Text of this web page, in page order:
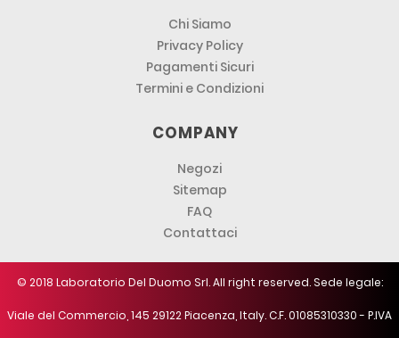
Chi Siamo
Privacy Policy
Pagamenti Sicuri
Termini e Condizioni
COMPANY
Negozi
Sitemap
FAQ
Contattaci
© 2018 Laboratorio Del Duomo Srl. All right reserved. Sede legale:
Viale del Commercio, 145 29122 Piacenza, Italy. C.F. 01085310330 - P.IVA